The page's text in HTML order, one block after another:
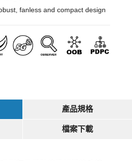
fanless and compact design
產品規格
檔案下載